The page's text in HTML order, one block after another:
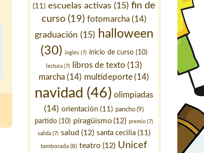
(11) escuelas activas (15) fin de
curso (19) fotomarcha(14)
graduación (15)
halloween
(30) inglés (7) inicio de curso(10)
lectura (7) libros de texto (13)
marcha (14) multideporte(14)
navidad (46) olimpiadas
(14) orientación (11) pancho (9)
partido (10) piragüismo(12) premio (7)
salida (7) salud (12) santa cecilia (11)
tamborada (8) teatro (12) Unicef